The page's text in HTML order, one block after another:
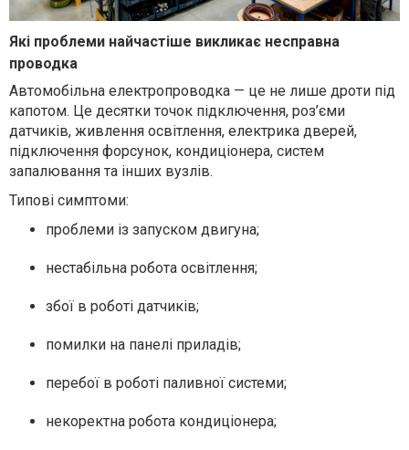
Які проблеми найчастіше викликає несправна
проводка
Автомобільна електропроводка — це не лише дроти під
капотом. Це десятки точок підключення, роз’єми
датчиків, живлення освітлення, електрика дверей,
підключення форсунок, кондиціонера, систем
запалювання та інших вузлів.
Типові симптоми:
проблеми із запуском двигуна;
нестабільна робота освітлення;
збої в роботі датчиків;
помилки на панелі приладів;
перебої в роботі паливної системи;
некоректна робота кондиціонера;